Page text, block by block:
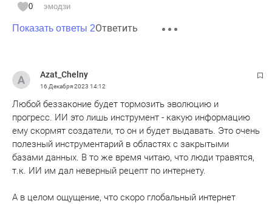
0 эмодзи
Показать ответы 2Ответить
Azat_Chelny
16 Декабря 2023 14:12
Любой беззаконие будет тормозить эволюцию и
прогресс. ИИ это лишь инструмент - какую информацию
ему скормят создатели, то он и будет выдавать. Это очень
полезный инструментарий в областях с закрытыми
базами данных. В то же время читаю, что люди травятся,
т.к. ИИ им дал неверный рецепт по интернету.
А в целом ощущение, что скоро глобальный интернет